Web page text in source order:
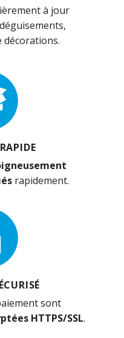
à jour
décorations.
rapidement.
sont
HTTPS/SSL.